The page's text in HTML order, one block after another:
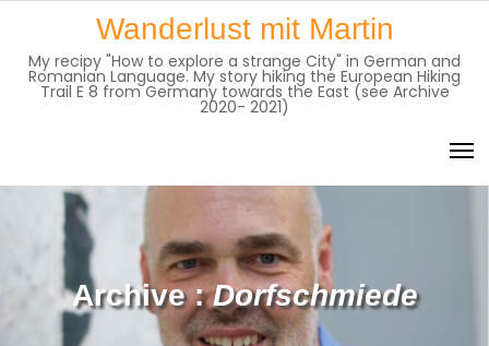
content
Wanderlust mit Martin
My recipy "How to explore a strange City" in German and
Romanian Language. My story hiking the European Hiking
Trail E 8 from Germany towards the East (see Archive
2020- 2021)
Archive :Dorfschmiede